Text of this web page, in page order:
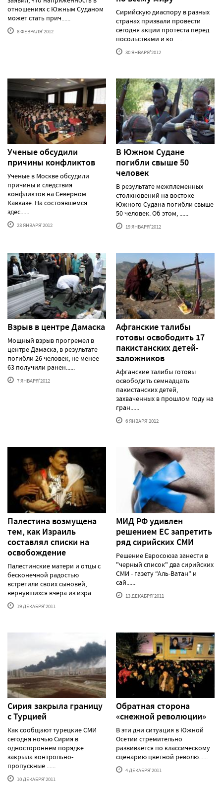
отношениях с Южным Суданом
может стать прич......
8 ФЕВРАЛЯ'2012
Сирийскую диаспору в разных
странах призвали провести
сегодня акции протеста перед
посольствами и ко......
30 ЯНВАРЯ'2012
Ученые обсудили
причины конфликтов
Ученые в Москве обсудили
причины и следствия
конфликтов на Северном
Кавказе. На состоявшемся
здес......
23 ЯНВАРЯ'2012
В Южном Судане
погибли свыше 50
человек
В результате межплеменных
столкновений на востоке
Южного Судана погибли свыше
50 человек. Об этом, ......
19 ЯНВАРЯ'2012
Взрыв в центре Дамаска
Мощный взрыв прогремел в
центре Дамаска, в результате
погибли 26 человек, не менее
63 получили ранен......
7 ЯНВАРЯ'2012
Афганские талибы
готовы освободить 17
пакистанских детей-
заложников
Афганские талибы готовы
освободить семнадцать
пакистанских детей,
захваченных в прошлом году на
гран......
6 ЯНВАРЯ'2012
Палестина возмущена
тем, как Израиль
составлял списки на
освобождение
Палестинские матери и отцы с
бесконечной радостью
встретили своих сыновей,
вернувшихся вчера из изра......
19 ДЕКАБРЯ'2011
МИД РФ удивлен
решением ЕС запретить
ряд сирийских СМИ
Решение Евросоюза занести в
"черный список" два сирийских
СМИ - газету “Аль-Ватан” и
сай......
13 ДЕКАБРЯ'2011
Сирия закрыла границу
с Турцией
Как сообщают турецкие СМИ
сегодня ночью Сирия в
одностороннем порядке
закрыла контрольно-
пропускные ......
10 ДЕКАБРЯ'2011
Обратная сторона
«снежной революции»
В эти дни ситуация в Южной
Осетии стремительно
развивается по классическому
сценарию цветной револю......
4 ДЕКАБРЯ'2011